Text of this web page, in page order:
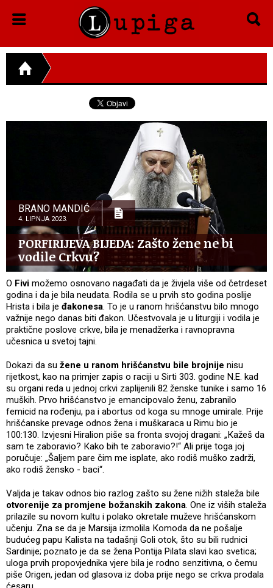
BRANO MANDIĆ
4. LIPNJA 2023.
PORFIRIJEVA BIJEDA: Zašto žene ne bi
vodile Crkvu?
O Fivi možemo osnovano nagađati da je živjela više od četrdeset
godina i da je bila neudata. Rodila se u prvih sto godina poslije
Hrista i bila je đakonesa. To je u ranom hrišćanstvu bilo mnogo
važnije nego danas biti đakon. Učestvovala je u liturgiji i vodila je
praktične poslove crkve, bila je menadžerka i ravnopravna
učesnica u svetoj tajni.
Dokazi da su žene u ranom hrišćanstvu bile brojnije nisu
rijetkost, kao na primjer zapis o raciji u Sirti 303. godine N.E. kad
su organi reda u jednoj crkvi zaplijenili 82 ženske tunike i samo 16
muških. Prvo hrišćanstvo je emancipovalo ženu, zabranilo
femicid na rođenju, pa i abortus od koga su mnoge umirale. Prije
hrišćanske prevage odnos žena i muškaraca u Rimu bio je
100:130. Izvjesni Hiralion piše sa fronta svojoj dragani: „Кažeš da
sam te zaboravio? Кako bih te zaboravio?!“ Ali prije toga joj
poručuje: „Šaljem pare čim me isplate, ako rodiš muško zadrži,
ako rodiš žensko - baci“.
Valjda je takav odnos bio razlog zašto su žene nižih staleža bile
otvorenije za promjene božanskih zakona. One iz viših staleža
prilazile su novom kultu i polako okretale muževe hrišćanskom
učenju. Zna se da je Marsija izmolila Кomoda da ne pošalje
budućeg papu Кalista na tadašnji Goli otok, što su bili rudnici
Sardinije; poznato je da se žena Pontija Pilata slavi kao svetica;
uloga prvih propovjednika vjere bila je rodno senzitivna, o čemu
piše Origen, jedan od glasova iz doba prije nego se crkva prodala